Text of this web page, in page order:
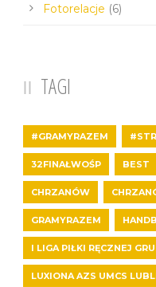
Fotorelacje (6)
TAGI
#GRAMYRAZEM
32FINAŁWOŚP BEST
CHRZANÓW
GRAMYRAZEM
I LIGA PIŁKI RĘCZNEJ
LUXIONA AZS UMCS